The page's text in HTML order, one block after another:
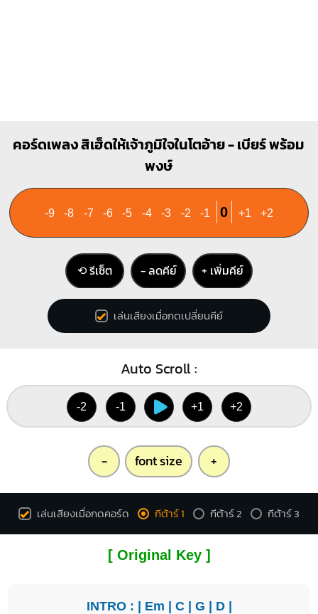
คอร์ดเพลง สิเฮ็ดให้เจ้าภูมิใจในโตอ้าย - เบียร์ พร้อม
พงษ์
-9 -8 -7 -6 -5 -4 -3 -2 -1 0 +1 +2
⟲ รีเซ็ต − ลดคีย์ + เพิ่มคีย์
เล่นเสียงเมื่อกดเปลี่ยนคีย์
Auto Scroll :
-2 -1 +1 +2
- font size +
เล่นเสียงเมื่อกดคอร์ด กีต้าร์ 1 กีต้าร์ 2 กีต้าร์ 3
[ Original Key ]
INTRO : | Em | C| G | D|